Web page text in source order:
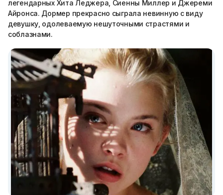
легендарных Хита Леджера, Сиенны Миллер и Джереми
Айронса. Дормер прекрасно сыграла невинную с виду
девушку, одолеваемую нешуточными страстями и
соблазнами.